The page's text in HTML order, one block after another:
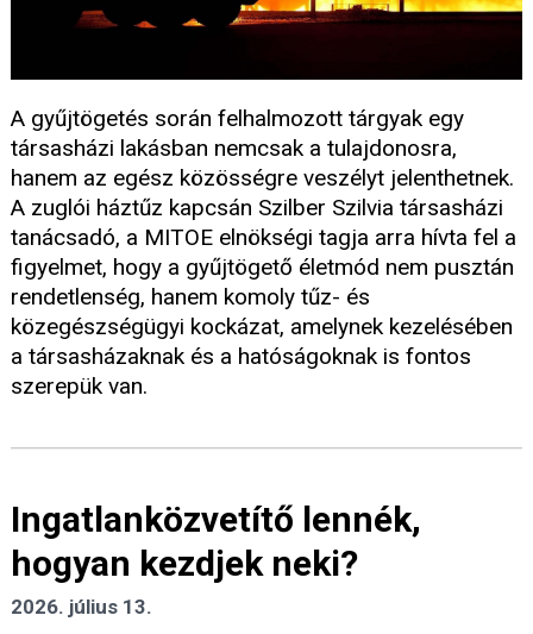
A gyűjtögetés során felhalmozott tárgyak egy
társasházi lakásban nemcsak a tulajdonosra,
hanem az egész közösségre veszélyt jelenthetnek.
A zuglói háztűz kapcsán Szilber Szilvia társasházi
tanácsadó, a MITOE elnökségi tagja arra hívta fel a
figyelmet, hogy a gyűjtögető életmód nem pusztán
rendetlenség, hanem komoly tűz- és
közegészségügyi kockázat, amelynek kezelésében
a társasházaknak és a hatóságoknak is fontos
szerepük van.
Ingatlanközvetítő lennék,
hogyan kezdjek neki?
2026. július 13.